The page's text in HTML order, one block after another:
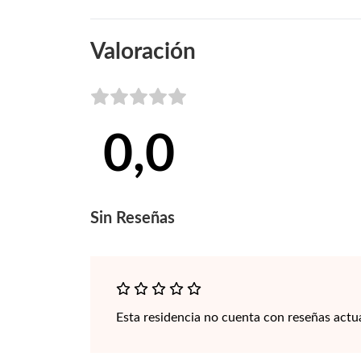
Valoración
0,0
Sin Reseñas
Esta residencia no cuenta con reseñas